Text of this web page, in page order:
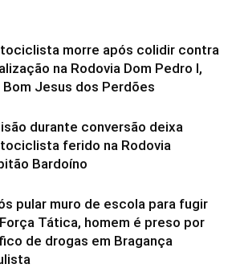
morre após colidir contra
na Rodovia Dom Pedro I,
Bom Jesus dos Perdões
durante conversão deixa
ferido na Rodovia
Bardoíno
pular muro de escola para fugir
Tática, homem é preso por
de drogas em Bragança